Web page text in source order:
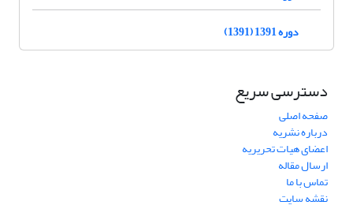
دوره 1391 (1391)
دسترسی سریع
صفحه اصلی
درباره نشریه
اعضای هیات تحریریه
ارسال مقاله
تماس با ما
نقشه سایت